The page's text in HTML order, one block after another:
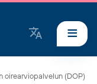
oirearviopalvelun (DOP)